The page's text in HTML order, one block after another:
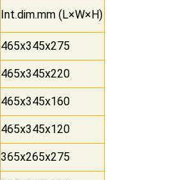
Int.dim.mm (L×W×H)
465x345x275
465x345x220
465x345x160
465x345x120
365x265x275